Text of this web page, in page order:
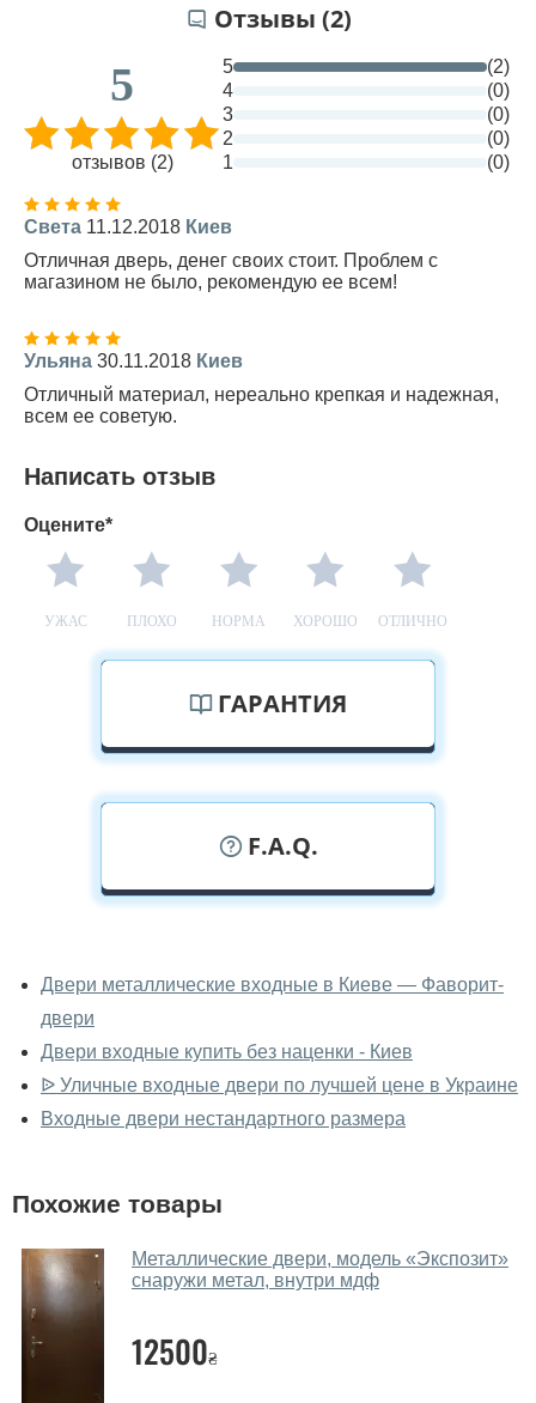
Отзывы (2)
5
отзывов (2)
5
(2)
4
(0)
3
(0)
2
(0)
1
(0)
Света 11.12.2018 Киев
Отличная дверь, денег своих стоит. Проблем с
магазином не было, рекомендую ее всем!
Ульяна 30.11.2018 Киев
Отличный материал, нереально крепкая и надежная,
всем ее советую.
Написать отзыв
Оцените*
УЖАС ПЛОХО НОРМА ХОРОШО ОТЛИЧНО
ГАРАНТИЯ
F.A.Q.
входные вживую?
Да, можно посмотреть двери входные в нашем
фирменном салоне-магазине.
У вас большой магазин?
Помогаете ли вы выбрать двери
Да. Мы консультируем покупателейпо телефону
через мессенджеры, онлайн чат или непосредственно
в нашем салоне-магазине.
Какие двери входные посоветуете?
Двери металлические входные в Киеве — Фаворит-
двери
Двери входные купить без наценки - Киев
ᐉ Уличные входные двери по лучшей цене в Украине
Входные двери нестандартного размера
Похожие товары
Металлические двери, модель «Экспозит»
снаружи метал, внутри мдф
12500₴